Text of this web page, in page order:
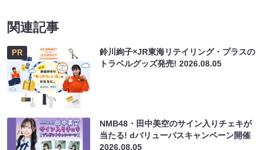
関連記事
PR
鈴川絢子×JR東海リテイリング・プラスの
トラベルグッズ発売!2026.08.05
NMB48・田中美空のサイン入りチェキが
当たる! dバリューパスキャンペーン開催
2026.08.05